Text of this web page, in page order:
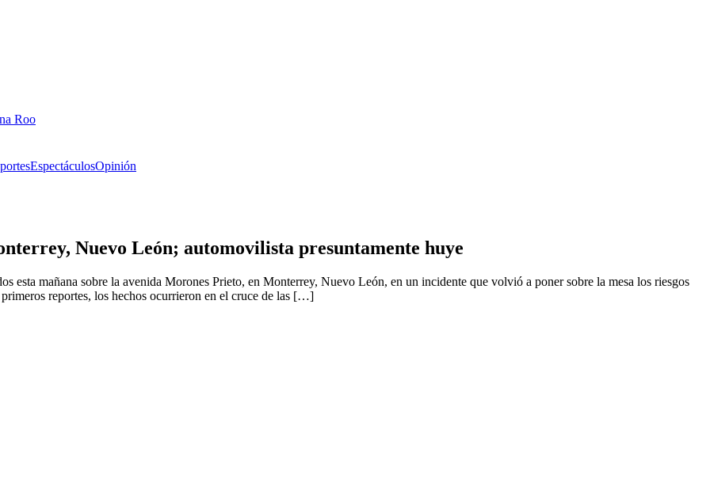
Roo
EspectáculosOpinión
Nuevo León; automovilista presuntamente huye
esta mañana sobre la avenida Morones Prieto, en Monterrey, Nuevo León, en un incidente que volvió a poner sobre la mesa los riesgos
reportes, los hechos ocurrieron en el cruce de las […]